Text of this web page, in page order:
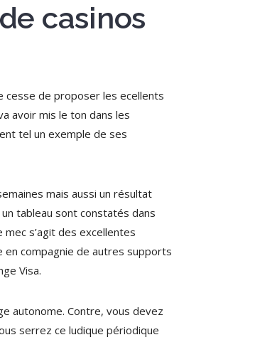
casinos
cesse de proposer les ecellents
avoir mis le ton dans les
tel un exemple de ses
mais aussi un résultat
tableau sont constatés dans
s’agit des excellentes
en compagnie de autres supports
Visa.
autonome. Contre, vous devez
serrez ce ludique périodique